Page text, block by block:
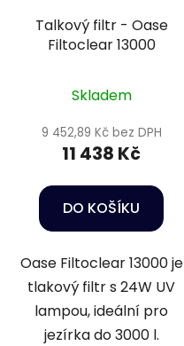
Talkový filtr - Oase
Filtoclear 13000
Skladem
9 452,89 Kč bez DPH
11 438 Kč
DO KOŠÍKU
Oase Filtoclear 13000 je
tlakový filtr s 24W UV
lampou, ideální pro
jezírka do 3000 l.